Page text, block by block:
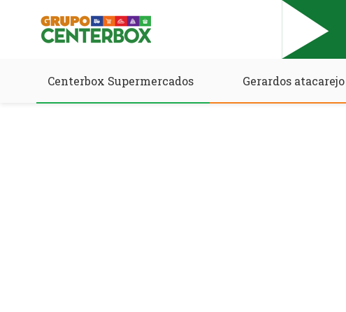
Centerbox Supermercados Gerardos atacarejo